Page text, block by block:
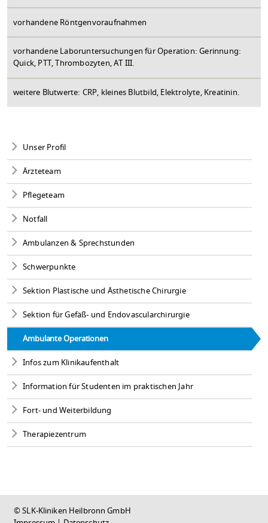
vorhandene Röntgenvoraufnahmen
vorhandene Laboruntersuchungen für Operation: Gerinnung:
Quick, PTT, Thrombozyten, AT III.
weitere Blutwerte: CRP, kleines Blutbild, Elektrolyte, Kreatinin.
Unser Profil
Ärzteteam
Pflegeteam
Notfall
Ambulanzen & Sprechstunden
Schwerpunkte
Sektion Plastische und Ästhetische Chirurgie
Sektion für Gefäß- und Endovascularchirurgie
Ambulante Operationen
Infos zum Klinikaufenthalt
Information für Studenten im praktischen Jahr
Fort- und Weiterbildung
Therapiezentrum
© SLK-Kliniken Heilbronn GmbH